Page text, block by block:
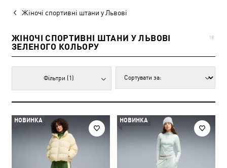
Жіночі спортивні штани у Львові
ЖІНОЧІ СПОРТИВНІ ШТАНИ У ЛЬВОВІ
ЗЕЛЕНОГО КОЛЬОРУ
18
Фільтри (1)
НОВИНКА НОВИНКА